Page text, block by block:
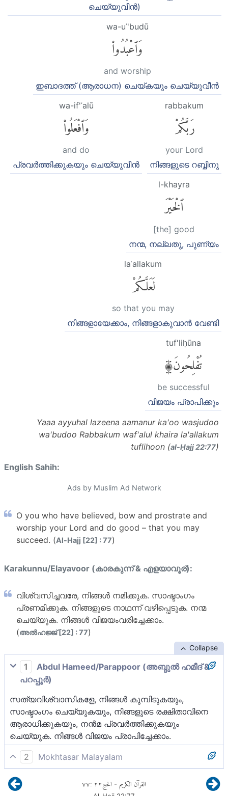
ചെയ്യുവീന്‍)
wa-uʿ'budū
وَٱعْبُدُوا۟
and worship
ഇബാദത്ത് (ആരാധന) ചെയ്കയും ചെയ്യുവീന്‍
rabbakum
رَبَّكُمْ
your Lord
നിങ്ങളുടെ റബ്ബിനു
wa-if'ʿalū
وَٱفْعَلُوا۟
and do
പ്രവര്‍ത്തിക്കുകയും ചെയ്യുവീന്‍
l-khayra
ٱلْخَيْرَ
[the] good
നന്മ, നല്ലതു, പുണ്യം
laʿallakum
لَعَلَّكُمْ
so that you may
നിങ്ങളായേക്കാം, നിങ്ങളാകുവാന്‍ വേണ്ടി
tuf'liḥūna
تُفْلِحُونَ۩
be successful
വിജയം പ്രാപിക്കും
Yaaa ayyuhal lazeena aamanur ka'oo wasjudoo
wa'budoo Rabbakum waf'alul khaira la'allakum
tuflihoon (al-Ḥajj 22:77)
English Sahih:
Ads by Muslim Ad Network
O you who have believed, bow and prostrate and
worship your Lord and do good – that you may
succeed. (Al-Hajj [22] : 77)
Karakunnu/Elayavoor (കാരകുന്ന് & എളയാവൂര്):
വിശ്വസിച്ചവരേ, നിങ്ങള്‍ നമിക്കുക. സാഷ്ടാംഗം
പ്രണമിക്കുക. നിങ്ങളുടെ നാഥന്ന് വഴിപ്പെടുക. നന്മ
ചെയ്യുക. നിങ്ങള്‍ വിജയംവരിച്ചേക്കാം.
(അല്‍ഹജ്ജ് [22] : 77)
Collapse
1
Abdul Hameed/Parappoor (അബ്ദുല്‍ ഹമീദ് &
പറപ്പൂര്‍)
സത്യവിശ്വാസികളേ, നിങ്ങള്‍ കുമ്പിടുകയും,
സാഷ്ടാംഗം ചെയ്യുകയും, നിങ്ങളുടെ രക്ഷിതാവിനെ
ആരാധിക്കുകയും, നന്‍മ പ്രവര്‍ത്തിക്കുകയും
ചെയ്യുക. നിങ്ങള്‍ വിജയം പ്രാപിച്ചേക്കാം.
2
Mokhtasar Malayalam
അല്ലാഹുവിൽ വിശ്വസിക്കുകയും, അവൻ്റെ
നിയമങ്ങൾ പ്രാവർത്തികമാക്കുകയും ചെയ്തവരേ!
القرآن الكريم - الحج٢٢:٧٧